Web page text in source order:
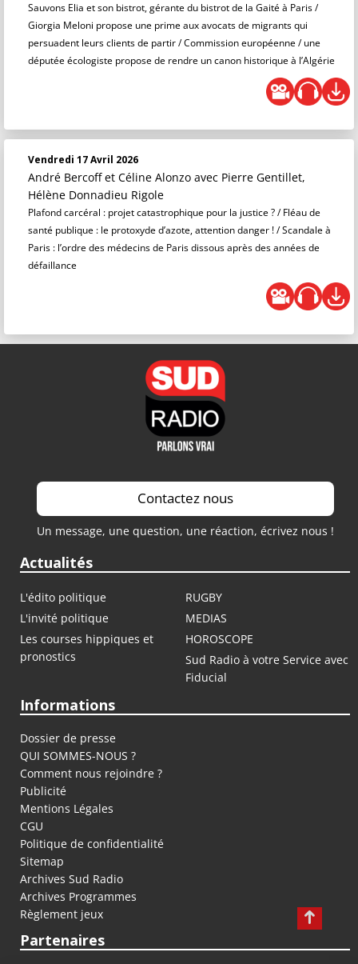
Sauvons Elia et son bistrot, gérante du bistrot de la Gaité à Paris /
Giorgia Meloni propose une prime aux avocats de migrants qui
persuadent leurs clients de partir / Commission européenne / une
députée écologiste propose de rendre un canon historique à l’Algérie
Vendredi 17 Avril 2026
André Bercoff et Céline Alonzo avec Pierre Gentillet,
Hélène Donnadieu Rigole
Plafond carcéral : projet catastrophique pour la justice ? / Fléau de
santé publique : le protoxyde d’azote, attention danger ! / Scandale à
Paris : l’ordre des médecins de Paris dissous après des années de
défaillance
Contactez nous
Un message, une question, une réaction, écrivez nous !
Actualités
L'édito politique
RUGBY
L'invité politique
MEDIAS
Les courses hippiques et
pronostics
HOROSCOPE
Sud Radio à votre Service avec
Fiducial
Informations
Dossier de presse
QUI SOMMES-NOUS ?
Comment nous rejoindre ?
Publicité
Mentions Légales
CGU
Politique de confidentialité
Sitemap
Archives Sud Radio
Archives Programmes
Règlement jeux
Partenaires